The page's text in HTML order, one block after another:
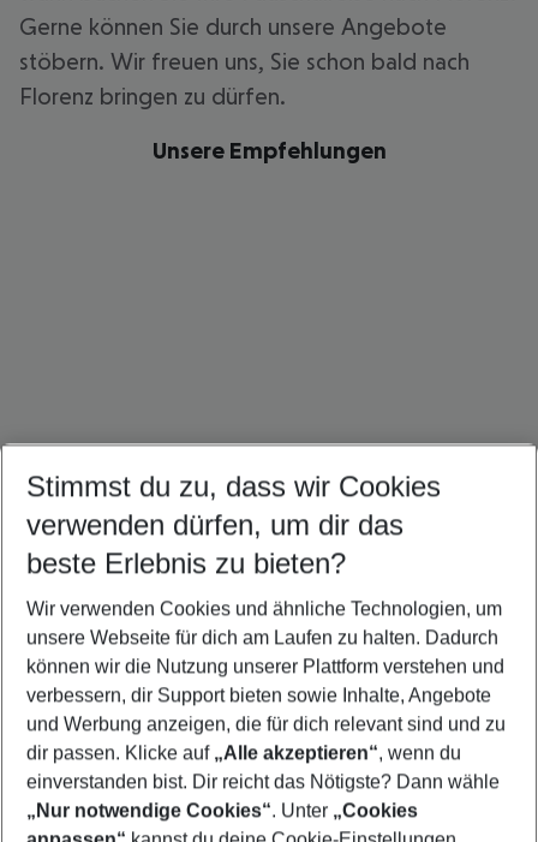
Gerne können Sie durch unsere Angebote
stöbern. Wir freuen uns, Sie schon bald nach
Florenz bringen zu dürfen.
Unsere Empfehlungen
Mallorca Urlaub Ibiza Urlaub
Quicklinks
Städtereisen Florenz
Stimmst du zu, dass wir Cookies
verwenden dürfen, um dir das
beste Erlebnis zu bieten?
Wir verwenden Cookies und ähnliche Technologien, um
unsere Webseite für dich am Laufen zu halten. Dadurch
können wir die Nutzung unserer Plattform verstehen und
verbessern, dir Support bieten sowie Inhalte, Angebote
und Werbung anzeigen, die für dich relevant sind und zu
dir passen. Klicke auf „Alle akzeptieren“, wenn du
einverstanden bist. Dir reicht das Nötigste? Dann wähle
„Nur notwendige Cookies“. Unter „Cookies